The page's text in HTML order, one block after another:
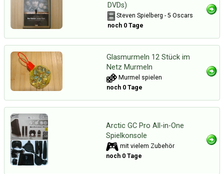
DVDs)
Steven Spielberg - 5 Oscars
noch 0 Tage
Glasmurmeln 12 Stück im
Netz Murmeln
Murmel spielen
noch 0 Tage
Arctic GC Pro All-in-One
Spielkonsole
mit vielem Zubehör
noch 0 Tage